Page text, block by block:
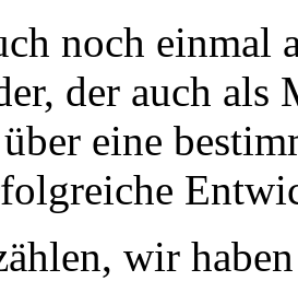
noch einmal
der auch
eine
wir